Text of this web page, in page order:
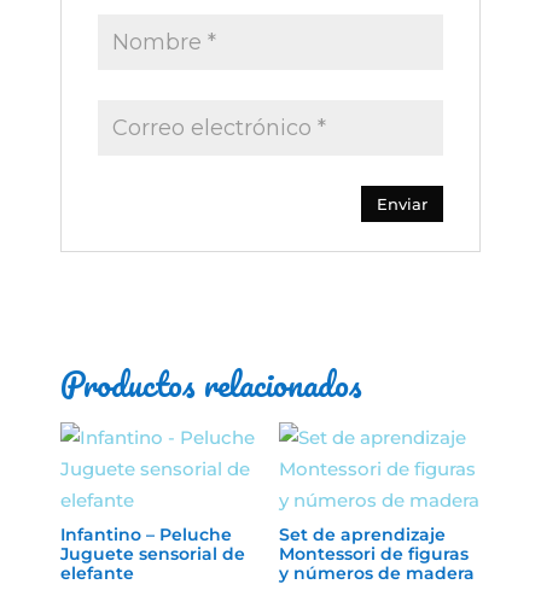
Productos relacionados
Infantino – Peluche
Juguete sensorial de
elefante
Set de aprendizaje
Montessori de figuras
y números de madera